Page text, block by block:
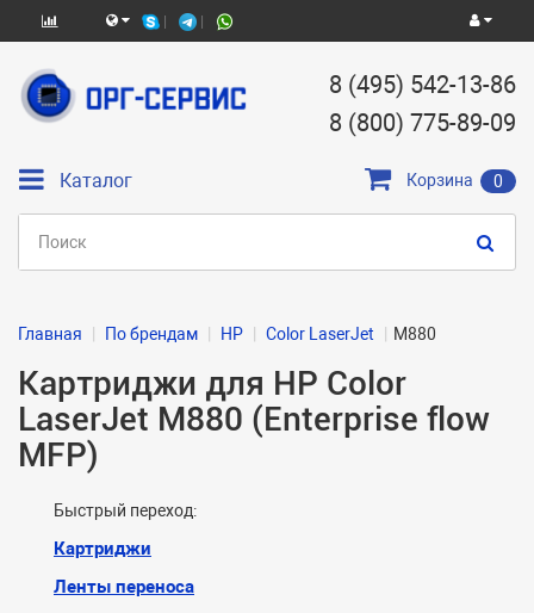
8 (495) 542-13-86
8 (800) 775-89-09
Каталог Корзина 0
Главная По брендам HP Color LaserJet M880
Картриджи для HP Color
LaserJet M880 (Enterprise flow
MFP)
Быстрый переход:
Картриджи
Ленты переноса